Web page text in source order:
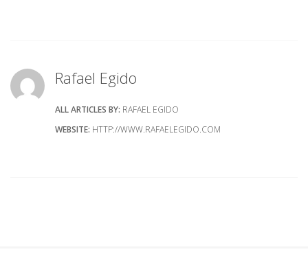
Rafael Egido
ALL ARTICLES BY: RAFAEL EGIDO
WEBSITE: HTTP://WWW.RAFAELEGIDO.COM